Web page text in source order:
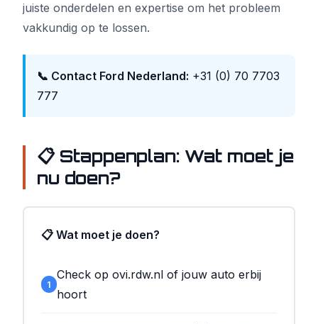
juiste onderdelen en expertise om het probleem
vakkundig op te lossen.
📞 Contact Ford Nederland: +31 (0) 70 7703
777
📋 Stappenplan: Wat moet je
nu doen?
📋 Wat moet je doen?
1
Check op ovi.rdw.nl of jouw auto erbij
hoort